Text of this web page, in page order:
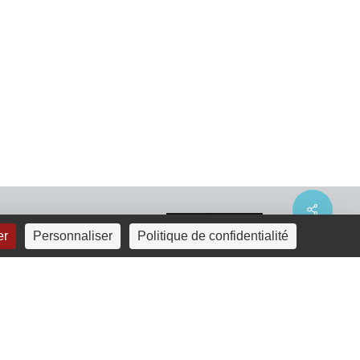
Share
Personnaliser Politique de confidentialité